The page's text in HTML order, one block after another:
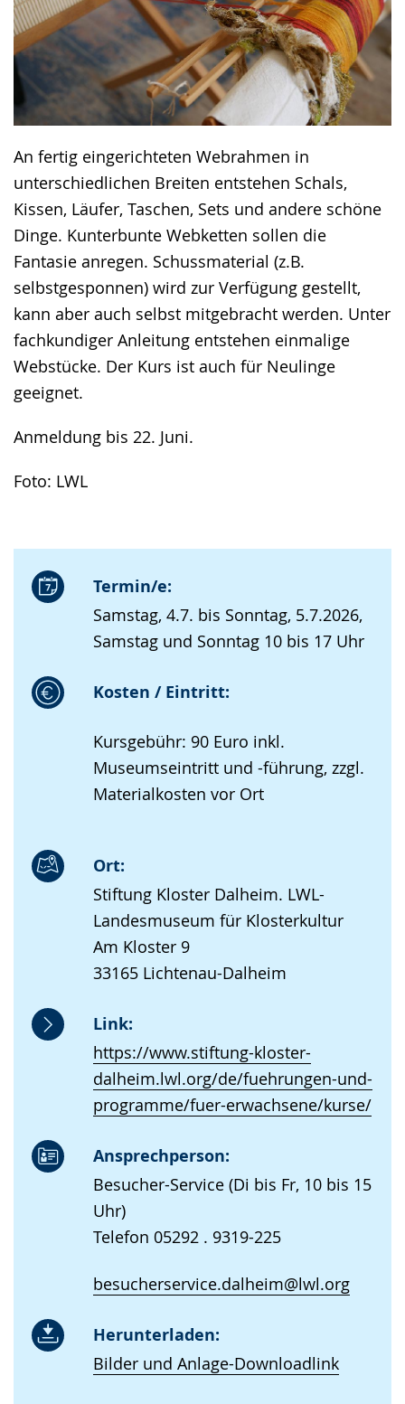
An fertig eingerichteten Webrahmen in
unterschiedlichen Breiten entstehen Schals,
Kissen, Läufer, Taschen, Sets und andere schöne
Dinge. Kunterbunte Webketten sollen die
Fantasie anregen. Schussmaterial (z.B.
selbstgesponnen) wird zur Verfügung gestellt,
kann aber auch selbst mitgebracht werden. Unter
fachkundiger Anleitung entstehen einmalige
Webstücke. Der Kurs ist auch für Neulinge
geeignet.
Anmeldung bis 22. Juni.
Foto: LWL
Termin/e:
Samstag, 4.7. bis Sonntag, 5.7.2026,
Samstag und Sonntag 10 bis 17 Uhr
Kosten / Eintritt:
Kursgebühr: 90 Euro inkl.
Museumseintritt und -führung, zzgl.
Materialkosten vor Ort
Ort:
Stiftung Kloster Dalheim. LWL-
Landesmuseum für Klosterkultur
Am Kloster 9
33165 Lichtenau-Dalheim
Link:
https://www.stiftung-kloster-
dalheim.lwl.org/de/fuehrungen-und-
programme/fuer-erwachsene/kurse/
Ansprechperson:
Besucher-Service (Di bis Fr, 10 bis 15
Uhr)
Telefon 05292 . 9319-225
besucherservice.dalheim@lwl.org
Herunterladen:
Bilder und Anlage-Downloadlink